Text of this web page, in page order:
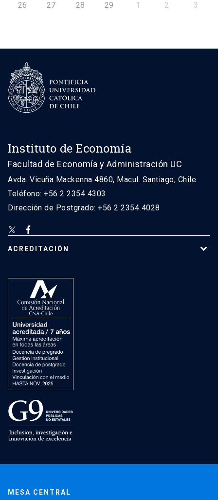
26 27 28 29 1 2 3
Instituto de Economía
Facultad de Economía y Administración UC
Avda. Vicuña Mackenna 4860, Macul. Santiago, Chile
Teléfono: +56 2 2354 4303
Dirección de Postgrado: +56 2 2354 4028
ACREDITACIÓN
MESA CENTRAL